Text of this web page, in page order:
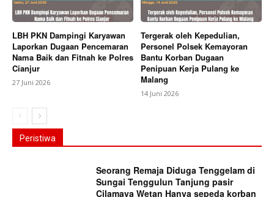
LBH PKN Dampingi Karyawan
Laporkan Dugaan Pencemaran
Nama Baik dan Fitnah ke Polres
Cianjur
27 Juni 2026
Tergerak oleh Kepedulian,
Personel Polsek Kemayoran
Bantu Korban Dugaan
Penipuan Kerja Pulang ke
Malang
14 Juni 2026
Peristiwa
Seorang Remaja Diduga Tenggelam di
Sungai Tenggulun Tanjung pasir
Cilamaya Wetan Hanya sepeda korban